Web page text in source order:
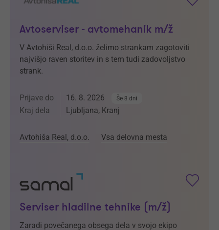
Avtoserviser - avtomehanik m/ž
V Avtohiši Real, d.o.o. želimo strankam zagotoviti
najvišjo raven storitev in s tem tudi zadovoljstvo
strank.
Prijave do 16. 8. 2026 Še 8 dni
Kraj dela Ljubljana, Kranj
Avtohiša Real, d.o.o. Vsa delovna mesta
Serviser hladilne tehnike (m/ž)
Zaradi povečanega obsega dela v svojo ekipo